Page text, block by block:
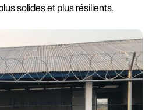
solides et plus résilients.